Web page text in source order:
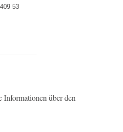
53
über den